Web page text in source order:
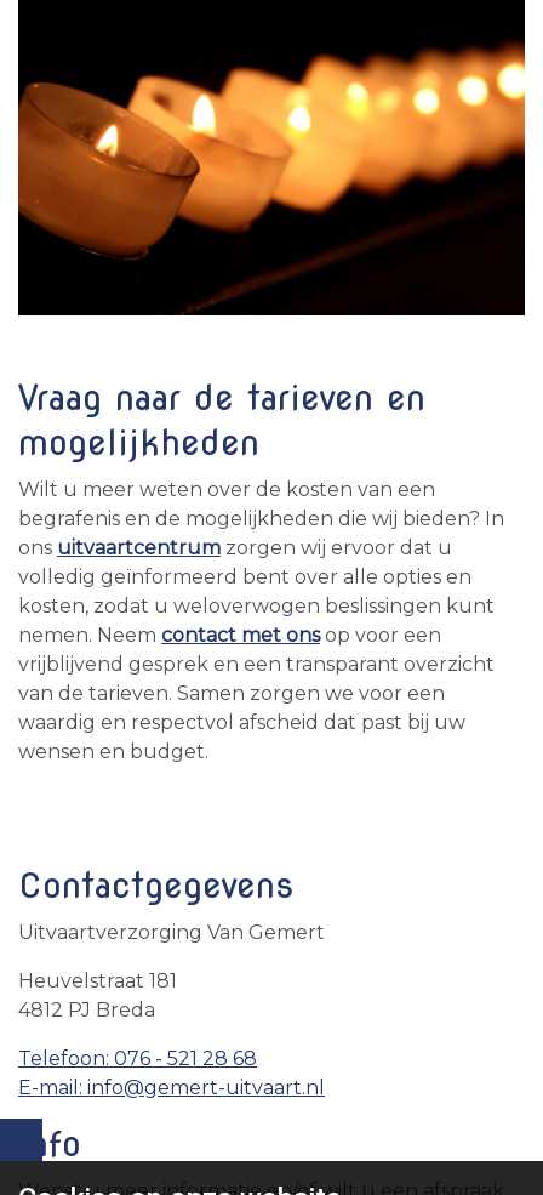
Vraag naar de tarieven en
mogelijkheden
Wilt u meer weten over de kosten van een
begrafenis en de mogelijkheden die wij bieden? In
ons uitvaartcentrum zorgen wij ervoor dat u
volledig geïnformeerd bent over alle opties en
kosten, zodat u weloverwogen beslissingen kunt
nemen. Neem contact met onsop voor een
vrijblijvend gesprek en een transparant overzicht
van de tarieven. Samen zorgen we voor een
waardig en respectvol afscheid dat past bij uw
wensen en budget.
Contactgegevens
Uitvaartverzorging Van Gemert
Heuvelstraat 181
4812 PJ Breda
Telefoon: 076 - 521 28 68
E-mail: info@gemert-uitvaart.nl
Info